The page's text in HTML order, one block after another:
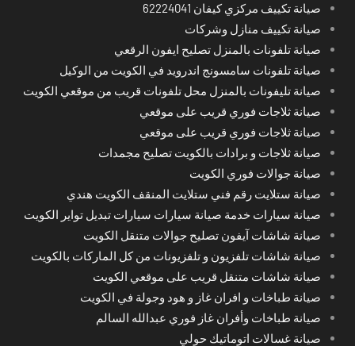
صيانة تكييف مركزي كيفان 62224041
صيانة تكييف منازل وشركات
صيانة تلفونات بالمنزل تصليح ايفون الرقعي
صيانة تلفونات سامسونج اندرويد في الكويت من الوكيل
صيانة تليفونات بالمنزل محل تلفونات قريب من موقعي الكويت
صيانة ثلاجات فوري قريب على موقعي
صيانة ثلاجات فوري قريب على موقعي
صيانة ثلاجات و برادات بالكويت تصليح مجمدات
صيانة جوالات فوري الكويت
صيانة ستلايت رقم فني ستلايت المنقف الكويت هندي
صيانة سيارات خدمة صيانة سيارات سيارات تبديل تواير الكويت
صيانة شاشات آيفون تصليح جوالات متنقل الكويت
صيانة شاشات تلفزيون و تلفزيونات من كل الماركات بالكويت
صيانة شاشات متنقل قريب على موقعي الكويت
صيانة طباخات و افران غاز و هود وجولة في الكويت
صيانة طباخات وأفران غاز فوري عبدالله السالم
صيانة غسالات اتوماتيك حولي